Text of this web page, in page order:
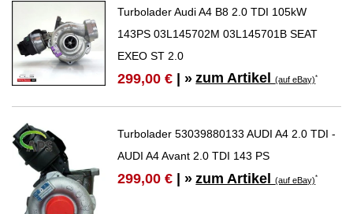
Turbolader Audi A4 B8 2.0 TDI 105kW
143PS 03L145702M 03L145701B SEAT
EXEO ST 2.0
299,00 € | » zum Artikel(auf eBay)*
Turbolader 53039880133 AUDI A4 2.0 TDI -
AUDI A4 Avant 2.0 TDI 143 PS
299,00 € | » zum Artikel(auf eBay)*